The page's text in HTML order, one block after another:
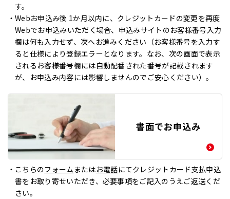
す。
Webお申込み後 1か月以内に、クレジットカードの変更を再度
Webでお申込みいただく場合、申込みサイトのお客様番号入力
欄は何も入力せず、次へお進みください（お客様番号を入力す
ると仕様により登録エラーとなります。なお、次の画面で表示
されるお客様番号欄には自動配番された番号が記載されます
が、お申込み内容には影響しませんのでご安心ください）。
書面でお申込み
こちらのフォーム またはお電話にてクレジットカード支払申込
書をお取り寄せいただき、必要事項をご記入のうえご返送くだ
さい。